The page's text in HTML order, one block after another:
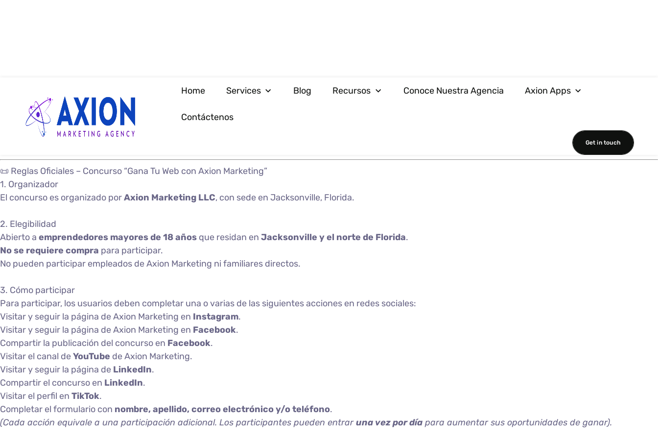
Home Services Blog Recursos Conoce Nuestra Agencia Axion Apps
Contáctenos
Get in touch
📜 Reglas Oficiales – Concurso “Gana Tu Web con Axion Marketing”
1. Organizador
El concurso es organizado porAxion Marketing LLC, con sede en Jacksonville, Florida.
2. Elegibilidad
Abierto a emprendedores mayores de 18 años que residan en Jacksonville y el norte de Florida.
No se requiere compra para participar.
No pueden participar empleados de Axion Marketing ni familiares directos.
3. Cómo participar
Para participar, los usuarios deben completar una o varias de las siguientes acciones en redes sociales:
Visitar y seguir la página de Axion Marketing en Instagram.
Visitar y seguir la página de Axion Marketing en Facebook.
Compartir la publicación del concurso en Facebook.
Visitar el canal deYouTube de Axion Marketing.
Visitar y seguir la página de LinkedIn.
Compartir el concurso en LinkedIn.
Visitar el perfil en TikTok.
Completar el formulario con nombre, apellido, correo electrónico y/o teléfono.
(Cada acción equivale a una participación adicional. Los participantes pueden entraruna vez por día para aumentar sus oportunidades de ganar).